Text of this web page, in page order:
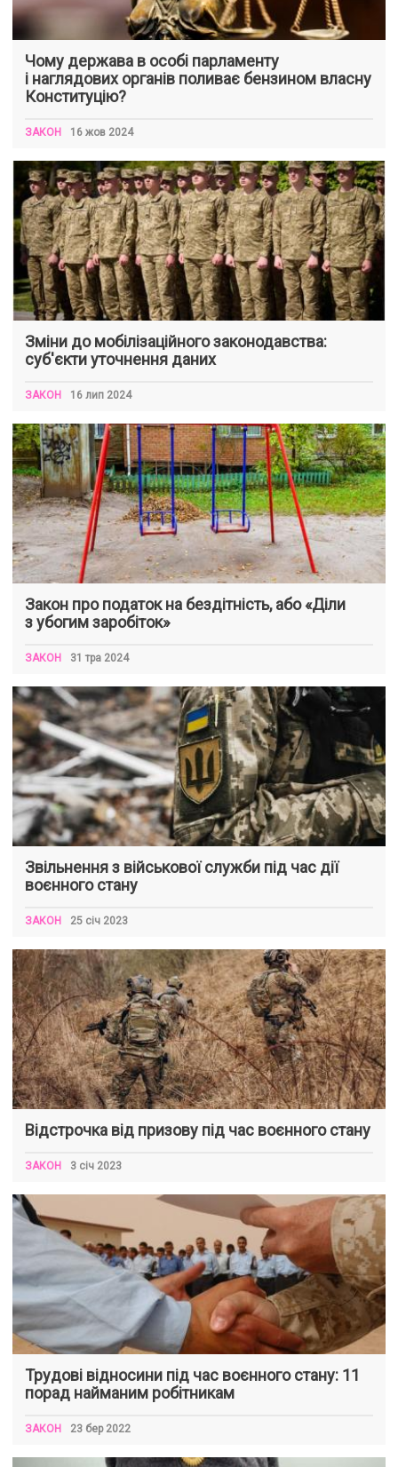
Чому держава в особі парламенту
і наглядових органів поливає бензином власну
Конституцію?
ЗАКОН 16 жов 2024
Зміни до мобілізаційного законодавства:
суб'єкти уточнення даних
ЗАКОН 16 лип 2024
Закон про податок на бездітність, або «Діли
з убогим заробіток»
ЗАКОН 31 тра 2024
Звільнення з військової служби під час дії
воєнного стану
ЗАКОН 25 січ 2023
Відстрочка від призову під час воєнного стану
ЗАКОН 3 січ 2023
Трудові відносини під час воєнного стану: 11
порад найманим робітникам
ЗАКОН 23 бер 2022